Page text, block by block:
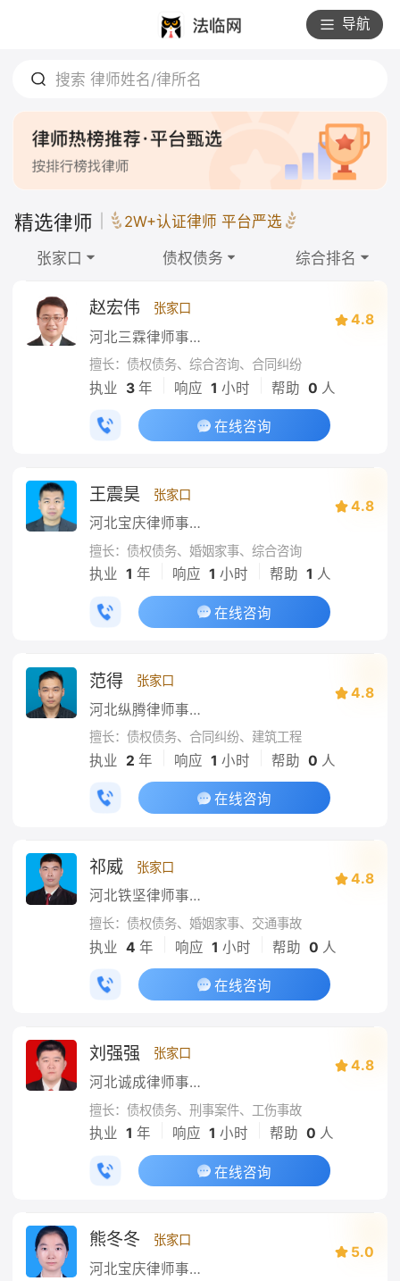
导航
搜索 律师姓名/律所名
精选律师 2W+认证律师 平台严选
张家口 债权债务 综合排名
赵宏伟 张家口
河北三霖律师事务所
4.8
擅长：债权债务、综合咨询、合同纠纷
执业 3 年 响应 1 小时 帮助 0 人
在线咨询
王震昊 张家口
河北宝庆律师事务所
4.8
擅长：债权债务、婚姻家事、综合咨询
执业 1 年 响应 1 小时 帮助 1 人
在线咨询
范得 张家口
河北纵腾律师事务所
4.8
擅长：债权债务、合同纠纷、建筑工程
执业 2 年 响应 1 小时 帮助 0 人
在线咨询
祁威 张家口
河北铁坚律师事务所
4.8
擅长：债权债务、婚姻家事、交通事故
执业 4 年 响应 1 小时 帮助 0 人
在线咨询
刘强强 张家口
河北诚成律师事务所
4.8
擅长：债权债务、刑事案件、工伤事故
执业 1 年 响应 1 小时 帮助 0 人
在线咨询
熊冬冬 张家口
河北宝庆律师事务所
5.0